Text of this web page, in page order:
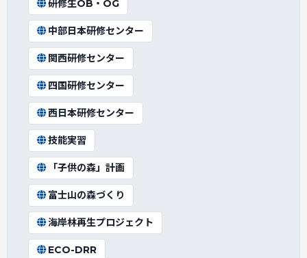
研修生OB・OG
中部日本研修センター
関西研修センター
四国研修センター
西日本研修センター
技能実習
「子供の森」計画
富士山の森づくり
海岸林再生プロジェクト
ECO-DRR